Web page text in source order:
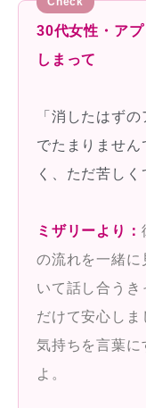
30代女性・ア
しまって
「消したはず
でたまりません
く、ただ苦しく
ミザリーより：
の流れを一緒に
いて話し合うき
だけて安心し
気持ちを言葉に
よ。